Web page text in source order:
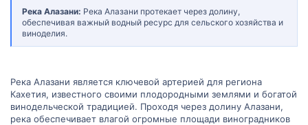
Река Алазани: Река Алазани протекает через долину,
обеспечивая важный водный ресурс для сельского хозяйства и
виноделия.
Река Алазани является ключевой артерией для региона
Кахетия, известного своими плодородными землями и богатой
винодельческой традицией. Проходя через долину Алазани,
река обеспечивает влагой огромные площади виноградников